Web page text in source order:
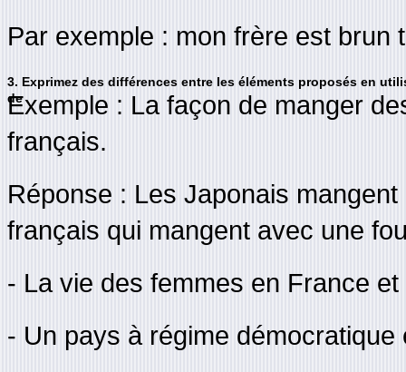
Par exemple : mon frère est brun
3. Exprimez des différences entre les éléments proposés en
de
Exemple : La façon de manger
français.
Réponse : Les Japonais
français qui mangent avec une
- La vie des femmes en France
- Un pays à régime